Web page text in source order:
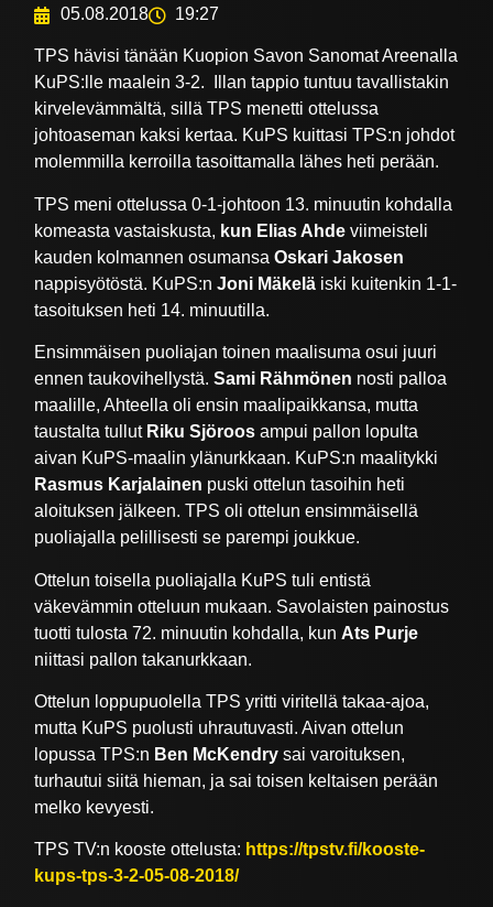
05.08.2018 19:27
TPS hävisi tänään Kuopion Savon Sanomat Areenalla
KuPS:lle maalein 3-2. Illan tappio tuntuu tavallistakin
kirvelevämmältä, sillä TPS menetti ottelussa
johtoaseman kaksi kertaa. KuPS kuittasi TPS:n johdot
molemmilla kerroilla tasoittamalla lähes heti perään.
TPS meni ottelussa 0-1-johtoon 13. minuutin kohdalla
komeasta vastaiskusta, kun Elias Ahdeviimeisteli
kauden kolmannen osumansaOskari Jakosen
nappisyötöstä. KuPS:nJoni Mäkelä iski kuitenkin 1-1-
tasoituksen heti 14. minuutilla.
Ensimmäisen puoliajan toinen maalisuma osui juuri
ennen taukovihellystä.Sami Rähmönen nosti palloa
maalille, Ahteella oli ensin maalipaikkansa, mutta
taustalta tullut Riku Sjöroos ampui pallon lopulta
aivan KuPS-maalin ylänurkkaan. KuPS:n maalitykki
Rasmus Karjalainen puski ottelun tasoihin heti
aloituksen jälkeen. TPS oli ottelun ensimmäisellä
puoliajalla pelillisesti se parempi joukkue.
Ottelun toisella puoliajalla KuPS tuli entistä
väkevämmin otteluun mukaan. Savolaisten painostus
tuotti tulosta 72. minuutin kohdalla, kun Ats Purje
niittasi pallon takanurkkaan.
Ottelun loppupuolella TPS yritti viritellä takaa-ajoa,
mutta KuPS puolusti uhrautuvasti. Aivan ottelun
lopussa TPS:n Ben McKendry sai varoituksen,
turhautui siitä hieman, ja sai toisen keltaisen perään
melko kevyesti.
TPS TV:n kooste ottelusta: https://tpstv.fi/kooste-
kups-tps-3-2-05-08-2018/